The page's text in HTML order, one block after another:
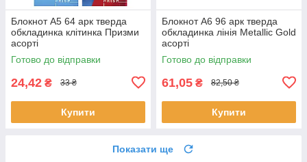
Блокнот А5 64 арк тверда
обкладинка клітинка Призми
асорті
Готово до відправки
24,42 ₴ 33 ₴
Купити
Блокнот А6 96 арк тверда
обкладинка лінія Metallic Gold
асорті
Готово до відправки
61,05 ₴ 82,50 ₴
Купити
Показати ще